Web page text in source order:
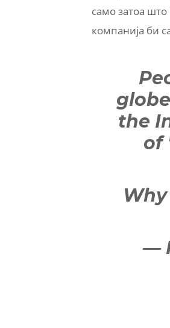
само затоа
компанија би
the
of
—